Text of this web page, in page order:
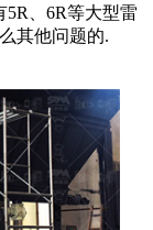
5R、6R等大型雷
其他问题的.